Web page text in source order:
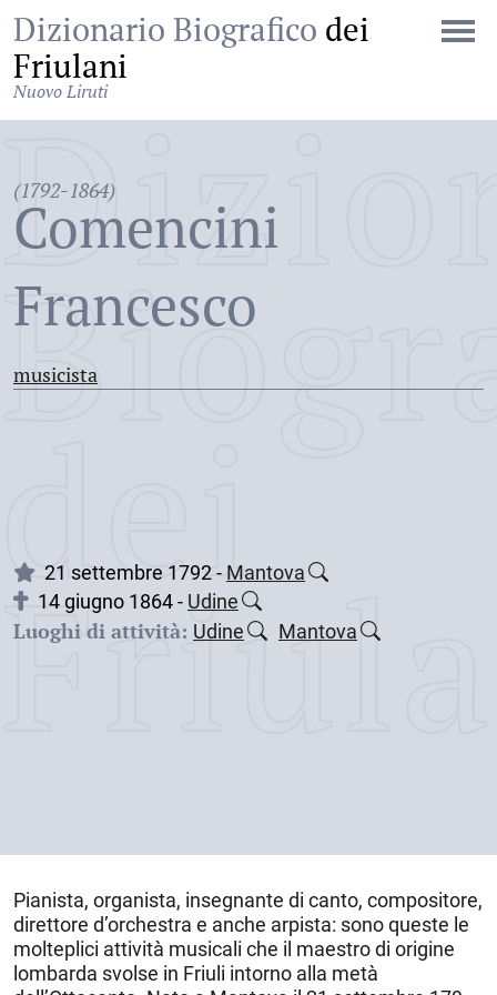
Dizionario Biografico dei
Friulani
Nuovo Liruti
(1792-1864)
Comencini
Francesco
musicista
dei
21 settembre 1792 - Mantova
14 giugno 1864 - Udine
Luoghi di attività: Udine Mantova
Pianista, organista, insegnante di canto, compositore,
direttore d’orchestra e anche arpista: sono queste le
molteplici attività musicali che il maestro di origine
lombarda svolse in Friuli intorno alla metà